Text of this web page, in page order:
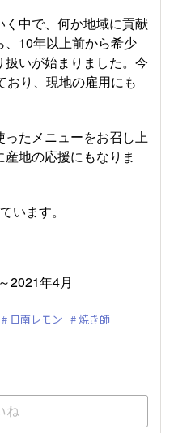
中で、何か地域に貢献
10年以上前から希少
いが始まりました。今
おり、現地の雇用にも
たメニューをお召し上
地の応援にもなりま
います。
2021年4月
日南レモン 焼き師
ね